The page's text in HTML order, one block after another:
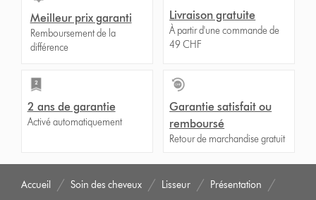
Meilleur prix garanti
Remboursement de la
différence
Livraison gratuite
À partir d'une commande de
49 CHF
2 ans de garantie
Activé automatiquement
Garantie satisfait ou
remboursé
Retour de marchandise gratuit
Accueil Soin des cheveux Lisseur Présentation